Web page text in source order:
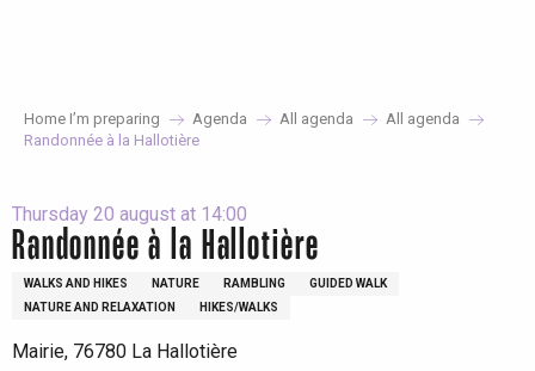
Home I’m preparing Agenda All agenda
All agenda
Randonnée à la Hallotière
Thursday 20 august at 14:00
Randonnée à la Hallotière
WALKS AND HIKES NATURE RAMBLING
GUIDED WALK
NATURE AND RELAXATION
HIKES/WALKS
Mairie, 76780 La Hallotière